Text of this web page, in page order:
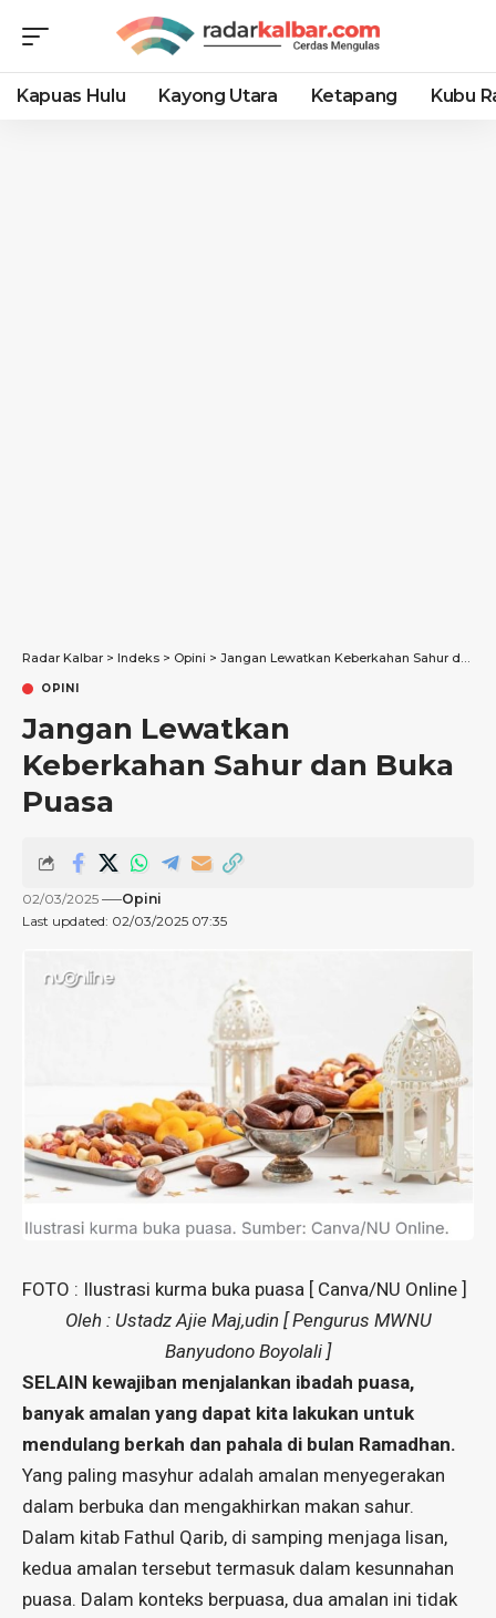
Kapuas Hulu Kayong Utara Ketapang Kubu
Radar Kalbar > Indeks > Opini > Jangan Lewatkan Keberkahan Sahur dan Buka Puasa
OPINI
Jangan Lewatkan
Keberkahan Sahur dan Buka
Puasa
Last updated: 02/03/2025 07:35
02/03/2025 Opini
FOTO : Ilustrasi kurma buka puasa [ Canva/NU Online ]
Oleh : Ustadz Ajie Maj,udin [ Pengurus MWNU
Banyudono Boyolali ]
SELAIN kewajiban menjalankan ibadah puasa,
banyak amalan yang dapat kita lakukan untuk
mendulang berkah dan pahala di bulan Ramadhan.
Yang paling masyhur adalah amalan menyegerakan
dalam berbuka dan mengakhirkan makan sahur.
Dalam kitab Fathul Qarib, di samping menjaga lisan,
kedua amalan tersebut termasuk dalam kesunnahan
puasa. Dalam konteks berpuasa, dua amalan ini tidak